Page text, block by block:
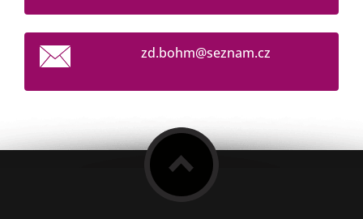
zd.bohm@seznam.cz